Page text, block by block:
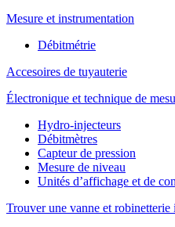
Mesure et instrumentation
Débitmétrie
Accesoires de tuyauterie
Électronique et technique de
Hydro-injecteurs
Débitmètres
Capteur de pression
Mesure de niveau
Unités d’affichage et de
Trouver une vanne et robinetterie